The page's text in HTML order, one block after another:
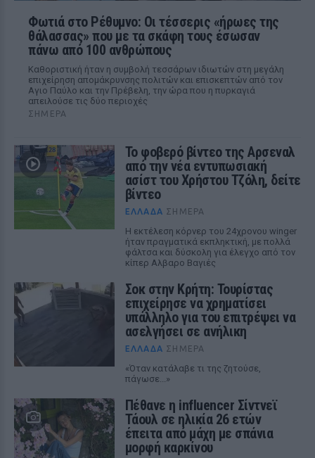
Φωτιά στο Ρέθυμνο: Οι τέσσερις «ήρωες της
θάλασσας» που με τα σκάφη τους έσωσαν
πάνω από 100 ανθρώπους
Καθοριστική ήταν η συμβολή τεσσάρων ιδιωτών στη μεγάλη
επιχείρηση απομάκρυνσης πολιτών και επισκεπτών από τον
Αγιο Παύλο και την Πρέβελη, την ώρα που η πυρκαγιά
απειλούσε τις δύο περιοχές
ΣΉΜΕΡΑ
Το φοβερό βίντεο της Αρσεναλ
από την νέα εντυπωσιακή
ασίστ του Χρήστου Τζόλη, δείτε
βίντεο
ΕΛΛΆΔΑ ΣΉΜΕΡΑ
Η εκτέλεση κόρνερ του 24χρονου winger
ήταν πραγματικά εκπληκτική, με πολλά
φάλτσα και δύσκολη για έλεγχο από τον
κίπερ Αλβαρο Βαγιές
Σοκ στην Κρήτη: Τουρίστας
επιχείρησε να χρηματίσει
υπάλληλο για του επιτρέψει να
ασελγήσει σε ανήλικη
ΕΛΛΆΔΑ ΣΉΜΕΡΑ
«Όταν κατάλαβε τι της ζητούσε,
πάγωσε...»
Πέθανε η influencer Σίντνεϊ
Τάουλ σε ηλικία 26 ετών
έπειτα από μάχη με σπάνια
μορφή καρκίνου